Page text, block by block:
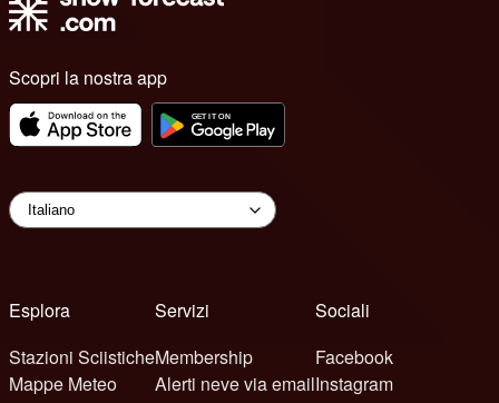
Scopri la nostra app
Esplora
Stazioni Sciistiche
Mappe Meteo
Servizi
Membership
Alerti neve via email
Sociali
Facebook
Instagram